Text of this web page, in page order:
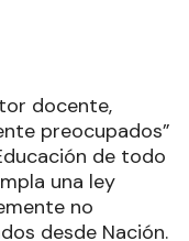
docente,
preocupados”
de todo
una ley
no
desde Nación.